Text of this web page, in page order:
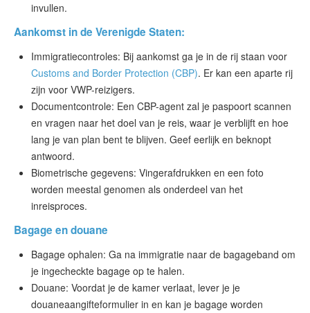
invullen.
Aankomst in de Verenigde Staten:
Immigratiecontroles: Bij aankomst ga je in de rij staan voor
Customs and Border Protection (CBP). Er kan een aparte rij
zijn voor VWP-reizigers.
Documentcontrole: Een CBP-agent zal je paspoort scannen
en vragen naar het doel van je reis, waar je verblijft en hoe
lang je van plan bent te blijven. Geef eerlijk en beknopt
antwoord.
Biometrische gegevens: Vingerafdrukken en een foto
worden meestal genomen als onderdeel van het
inreisproces.
Bagage en douane
Bagage ophalen: Ga na immigratie naar de bagageband om
je ingecheckte bagage op te halen.
Douane: Voordat je de kamer verlaat, lever je je
douaneaangifteformulier in en kan je bagage worden